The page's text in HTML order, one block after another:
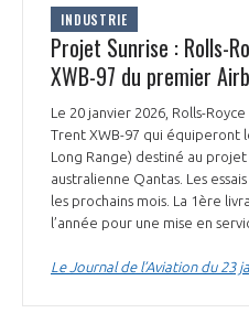
INDUSTRIE
Projet Sunrise : Rolls-
XWB-97 du premier
Le 20 janvier 2026, Rolls-
Trent XWB-97 qui équiperont
Long Range) destiné au
australienne Qantas. Les
les prochains mois. La 1ère
l’année pour une mise en
Le Journal de l’Aviation du 23